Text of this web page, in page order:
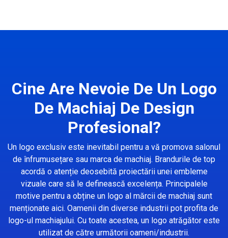
Cine Are Nevoie De Un Logo
De Machiaj De Design
Profesional?
Un logo exclusiv este inevitabil pentru a vă promova salonul
de înfrumusețare sau marca de machiaj. Brandurile de top
acordă o atenție deosebită proiectării unei embleme
vizuale care să le definească excelența. Principalele
motive pentru a obține un logo al mărcii de machiaj sunt
menționate aici. Oamenii din diverse industrii pot profita de
logo-ul machiajului. Cu toate acestea, un logo atrăgător este
utilizat de către următorii oameni/industrii.